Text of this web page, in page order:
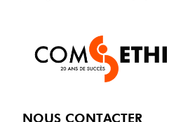
NOUS CONTACTER